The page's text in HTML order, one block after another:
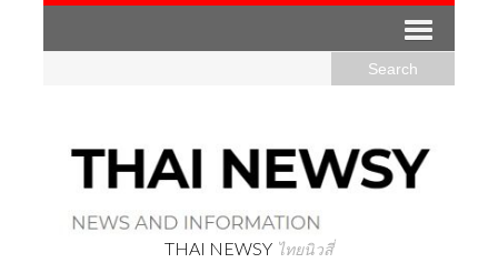
THAI NEWSY ไทยนิวสี่